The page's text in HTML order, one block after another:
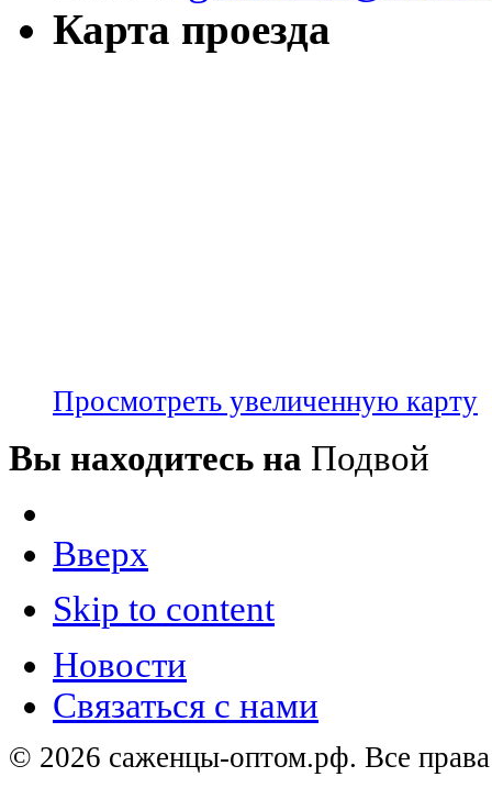
Карта проезда
Просмотреть увеличенную карту
Вы находитесь на Подвой
Вверх
Skip to content
Новости
Связаться с нами
© 2026 саженцы-оптом.рф. Все